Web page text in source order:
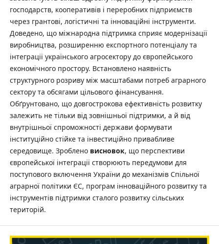
господарств, кооперативів і переробних підприємств
через грантові, логістичні та інноваційні інструменти.
Доведено, що міжнародна підтримка сприяє модернізації
виробництва, розширенню експортного потенціалу та
інтеграції українського агросектору до європейського
економічного простору. Встановлено наявність
структурного розриву між масштабами потреб аграрного
сектору та обсягами цільового фінансування.
Обґрунтовано, що довгострокова ефективність розвитку
залежить не тільки від зовнішньої підтримки, а й від
внутрішньої спроможності держави формувати
інституційно стійке та інвестиційно привабливе
середовище. Зроблено висновок, що перспективи
європейської інтеграції створюють передумови для
поступового включення України до механізмів Спільної
аграрної політики ЄС, програм інноваційного розвитку та
інструментів підтримки сталого розвитку сільських
територій.